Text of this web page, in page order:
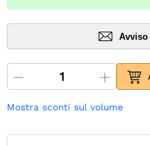
Mostra sconti sul volume